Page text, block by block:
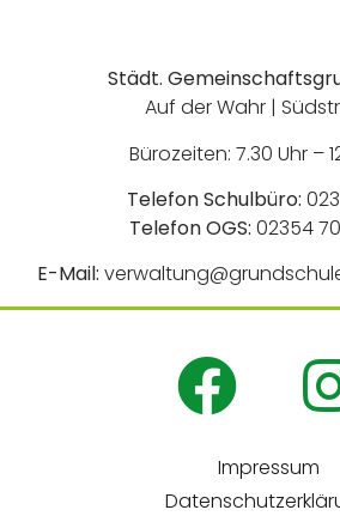
Städt.
Auf der Wahr |
Bürozeiten: 7.30 Uhr –
Telefon Schulbüro:
Telefon OGS: 02354
E-Mail:
Impressum